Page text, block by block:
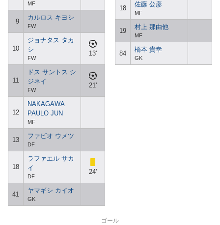
MF
9
カルロス キヨシ
FW
10
ジョナタス タカ
シ
FW
13'
11
ドス サントス シ
ジネイ
FW
21'
12
NAKAGAWA
PAULO JUN
MF
13
ファビオ ウメツ
DF
18
ラファエル サカ
イ
DF
24'
41
ヤマギシ カイオ
GK
18
佐藤 公彦
MF
19
村上 那由他
MF
84
橋本 貴幸
GK
ゴール